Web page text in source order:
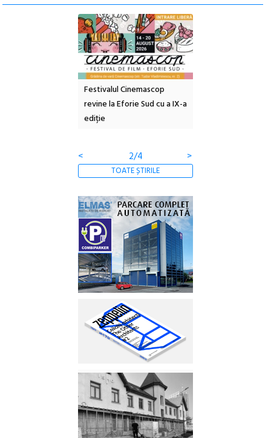
Festivalul Cinemascop
revine la Eforie Sud cu a IX-a
ediție
<
2/4 >
TOATE ȘTIRILE